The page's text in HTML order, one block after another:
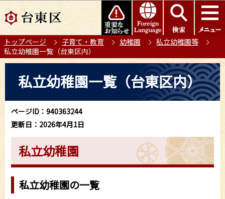
の
ー
ジ
このページの本文へ移動
トップページ 子育て・教育 幼稚園
私立幼稚園等
私立幼稚園一覧（台東区内）
か
私立幼稚園一覧（台東区内）
ページID：940363244
更新日：2026年4月1日
私立幼稚園
私立幼稚園の一覧